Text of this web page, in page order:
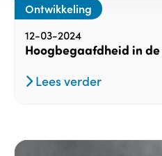
Ontwikkeling
12-03-2024
Hoogbegaafdheid in
Lees verder